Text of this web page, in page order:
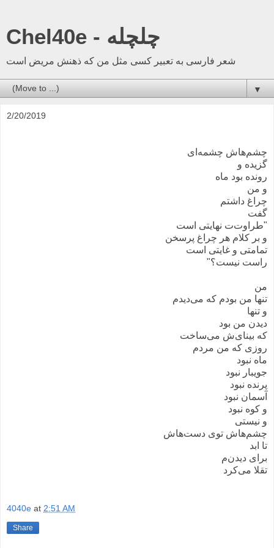
Chel40e - چلچله
شعر فارسی به تعبیر کسی مثل من که ذهنش مریض است
▼
2/20/2019
چشم‌هاش چشمه‌ای
گزیده و
رونده بود ماه
و من
چراغ داشتم
گفت
"طراوت‌ت نهایتی است
و بر کلام هر چراغ پرسخن
تمامتی و غایتی است
راست نیست؟"
من
تنها من بودم که می‌دیدم
و تنها
دیدن من بود
که بینای‌ش می‌ساخت
روزی که من مردم
ماه نبود
جویبار نبود
پرنده نبود
آسمان نبود
و کوه نبود
و نیستی
چشم‌هاش توی دست‌هاش
تا ابد
برای دیدن‌م
تقلا می‌کرد
4040e at 2:51 AM
Share